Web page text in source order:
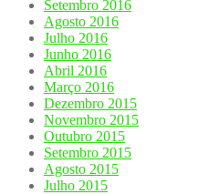
Setembro 2016
Agosto 2016
Julho 2016
Junho 2016
Abril 2016
Março 2016
Dezembro 2015
Novembro 2015
Outubro 2015
Setembro 2015
Agosto 2015
Julho 2015